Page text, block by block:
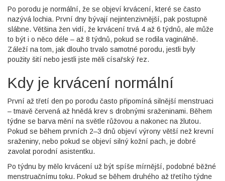
Po porodu je normální, že se objeví krvácení, které se často
nazývá lochia. První dny bývají nejintenzivnější, pak postupně
slábne. Většina žen vidí, že krvácení trvá 4 až 6 týdnů, ale může
to být i o něco déle – až 8 týdnů, pokud se rodila vaginálně.
Záleží na tom, jak dlouho trvalo samotné porodu, jestli byly
použity šití nebo jestli jste měli císařský řez.
Kdy je krvácení normální
První až třetí den po porodu často připomíná silnější menstruaci
– tmavě červená až hnědá krev s drobnými sraženinami. Během
týdne se barva mění na světle růžovou a nakonec na žlutou.
Pokud se během prvních 2–3 dnů objeví výrony větší než krevní
sraženiny, nebo pokud se objeví silný kožní pach, je dobré
zavolat porodní asistentku.
Po týdnu by mělo krvácení už být spíše mírnější, podobné běžné
menstruačnímu toku. Pokud se během druhého až třetího týdne